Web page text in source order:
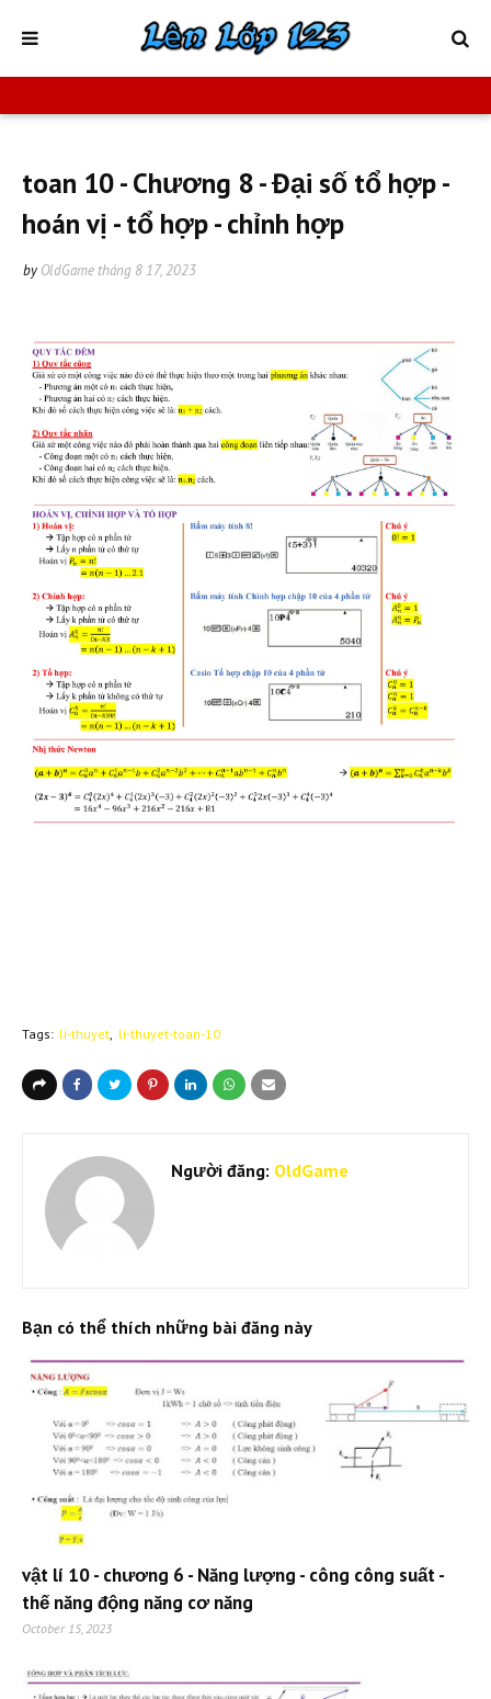
toan 10 - Chương 8 - Đại số tổ hợp -
hoán vị - tổ hợp - chỉnh hợp
by OldGame tháng 8 17, 2023
Tags: li-thuyet li-thuyet-toan-10
Người đăng: OldGame
Bạn có thể thích những bài đăng này
vật lí 10 - chương 6 - Năng lượng - công công suất -
thế năng động năng cơ năng
October 15, 2023